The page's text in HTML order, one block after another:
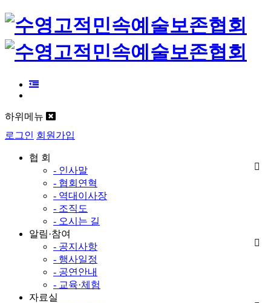
하위메뉴
로그인 회원가입
협 회
- 인사말
- 협회연혁
- 역대이사장
- 조직도
- 오시는 길
알림·참여
- 공지사항
- 행사일정
- 공연안내
- 교육·체험
자료실